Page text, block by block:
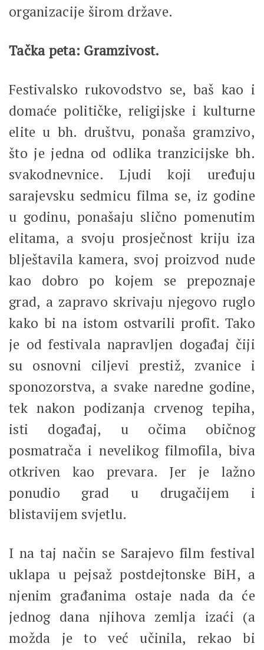
organizacije širom države.
Tačka peta: Gramzivost.
Festivalsko rukovodstvo se, baš kao i
domaće političke, religijske i kulturne
elite u bh. društvu, ponaša gramzivo,
što je jedna od odlika tranzicijske bh.
svakodnevnice. Ljudi koji uređuju
sarajevsku sedmicu filma se, iz godine
u godinu, ponašaju slično pomenutim
elitama, a svoju prosječnost kriju iza
blještavila kamera, svoj proizvod nude
kao dobro po kojem se prepoznaje
grad, a zapravo skrivaju njegovo ruglo
kako bi na istom ostvarili profit. Tako
je od festivala napravljen događaj čiji
su osnovni ciljevi prestiž, zvanice i
sponozorstva, a svake naredne godine,
tek nakon podizanja crvenog tepiha,
isti događaj, u očima običnog
posmatrača i nevelikog filmofila, biva
otkriven kao prevara. Jer je lažno
ponudio grad u drugačijem i
blistavijem svjetlu.
I na taj način se Sarajevo film festival
uklapa u pejsaž postdejtonske BiH, a
njenim građanima ostaje nada da će
jednog dana njihova zemlja izaći (a
možda je to već učinila, rekao bi